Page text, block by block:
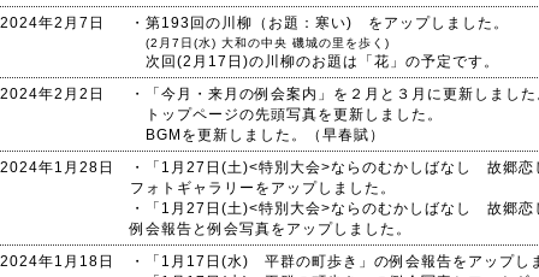
2024年2月7日
・第193回の川柳（お題：寒い) をアップしました。
(2月7日(水) 大和の中央 磯城の里を歩く)
次回(2月17日)の川柳のお題は「花」の予定です。
2024年2月2日
・「今月・来月の例会案内」を２月と３月に更新しまし
トップページの先頭写真を更新しました。
BGMを更新しました。（早春賦）
2024年1月28日
・「1月27日(土)<特別大会>ならのむかしばなし 故郷
フォトギャラリーをアップしました。
・「1月27日(土)<特別大会>ならのむかしばなし 故郷
例会報告と例会写真をアップしました。
2024年1月18日
・「1月17日(水) 平群の町歩き」の例会報告をアップし